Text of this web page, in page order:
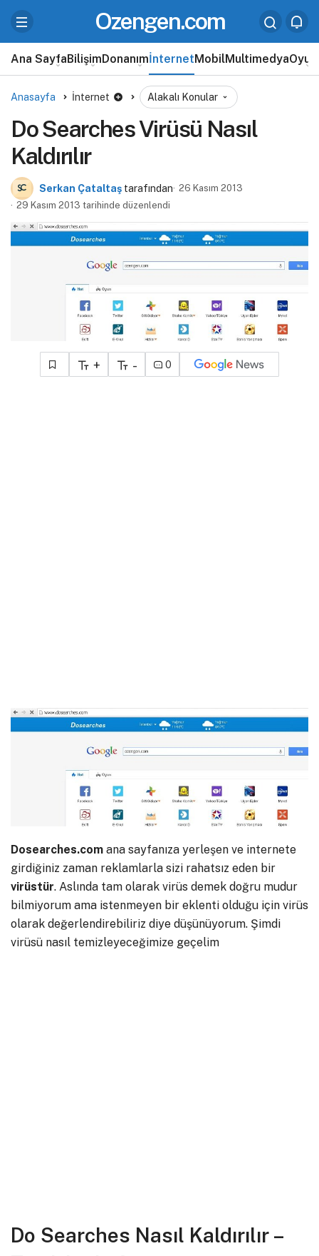
Ozengen.com
Ana SayfaBilişimDonanımİnternetMobilMultimedyaOyun
Anasayfa İnternet Alakalı Konular
Do Searches Virüsü Nasıl
Kaldırılır
Serkan Çataltaş tarafından 26 Kasım 2013
29 Kasım 2013 tarihinde düzenlendi
+ - 0
Dosearches.com ana sayfanıza yerleşen ve internete
girdiğiniz zaman reklamlarla sizi rahatsız eden bir
virüstür. Aslında tam olarak virüs demek doğru mudur
bilmiyorum ama istenmeyen bir eklenti olduğu için virüs
olarak değerlendirebiliriz diye düşünüyorum. Şimdi
virüsü nasıl temizleyeceğimize geçelim
Do Searches Nasıl Kaldırılır –